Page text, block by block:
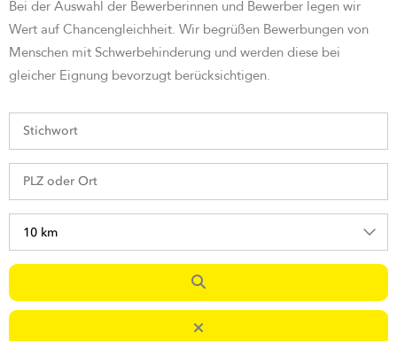
Bei der Auswahl der Bewerberinnen und Bewerber legen wir
Wert auf Chancengleichheit. Wir begrüßen Bewerbungen von
Menschen mit Schwerbehinderung und werden diese bei
gleicher Eignung bevorzugt berücksichtigen.
10 km